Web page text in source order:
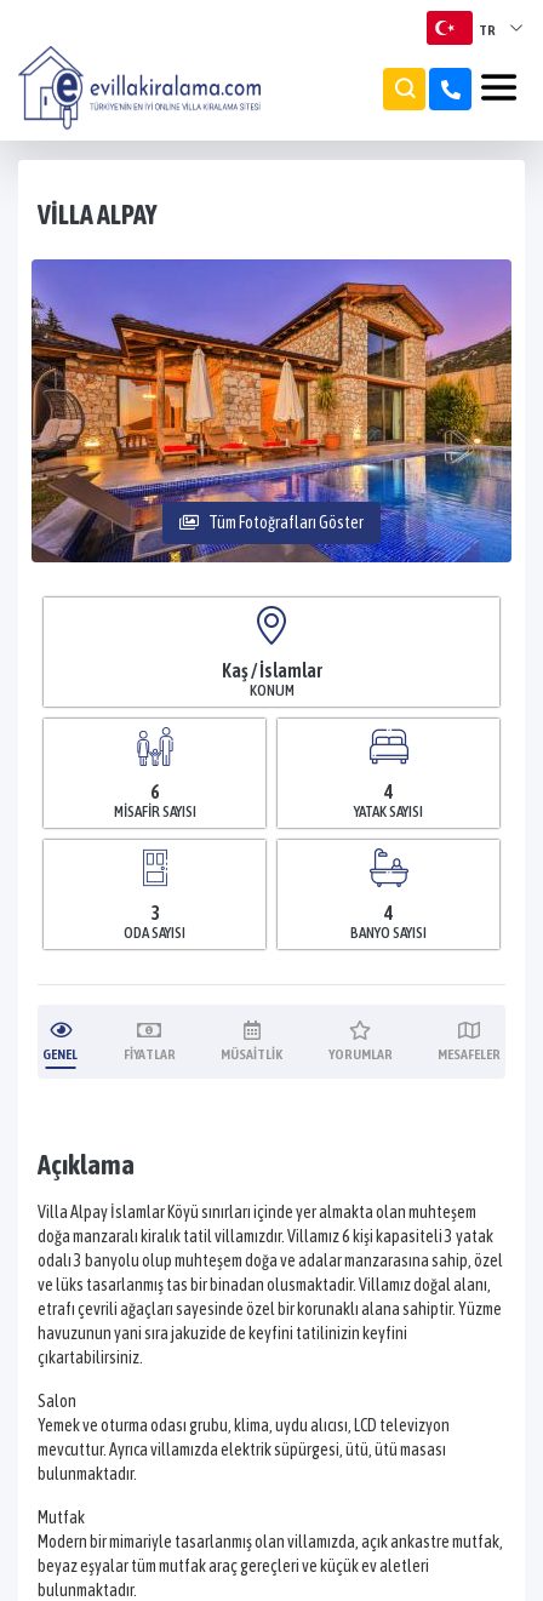
TR
TR
VILLA ALPAY
Tüm Fotoğrafları Göster
Kaş / İslamlar
KONUM
6
MISAFIR SAYISI
4
YATAK SAYISI
3
ODA SAYISI
4
BANYO SAYISI
GENEL FIYATLAR MÜSAITLIK YORUMLAR MESAFELER
Açıklama
Villa Alpay İslamlar Köyü sınırları içinde yer almakta olan muhteşem
doğa manzaralı kiralık tatil villamızdır. Villamız 6 kişi kapasiteli 3 yatak
odalı 3 banyolu olup muhteşem doğa ve adalar manzarasına sahip, özel
ve lüks tasarlanmış tas bir binadan olusmaktadir. Villamız doğal alanı,
etrafı çevrili ağaçları sayesinde özel bir korunaklı alana sahiptir. Yüzme
havuzunun yani sıra jakuzide de keyfini tatilinizin keyfini
çıkartabilirsiniz.
Salon
Yemek ve oturma odası grubu, klima, uydu alıcısı, LCD televizyon
mevcuttur. Ayrıca villamızda elektrik süpürgesi, ütü, ütü masası
bulunmaktadır.
Mutfak
Modern bir mimariyle tasarlanmış olan villamızda, açık ankastre mutfak,
beyaz eşyalar tüm mutfak araç gereçleri ve küçük ev aletleri
bulunmaktadır.